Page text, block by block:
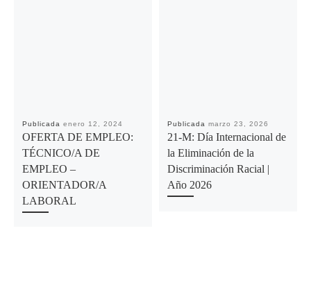
Publicada enero 12, 2024
OFERTA DE EMPLEO:
TÉCNICO/A DE
EMPLEO –
ORIENTADOR/A
LABORAL
Publicada marzo 23, 2026
21-M: Día Internacional de
la Eliminación de la
Discriminación Racial |
Año 2026